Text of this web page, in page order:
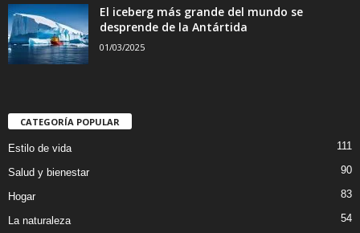
El iceberg más grande del mundo se
desprende de la Antártida
01/03/2025
CATEGORÍA POPULAR
Estilo de vida 111
Salud y bienestar 90
Hogar 83
La naturaleza 54